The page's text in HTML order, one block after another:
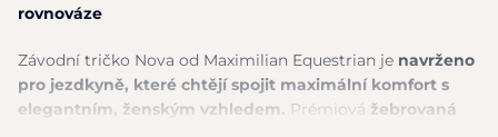
rovnováze
Závodní tričko Nova od Maximilian Equestrian je navrženo
pro jezdkyně, které chtějí spojit maximální komfort s
elegantním, ženským vzhledem. Prémiová žebrovaná